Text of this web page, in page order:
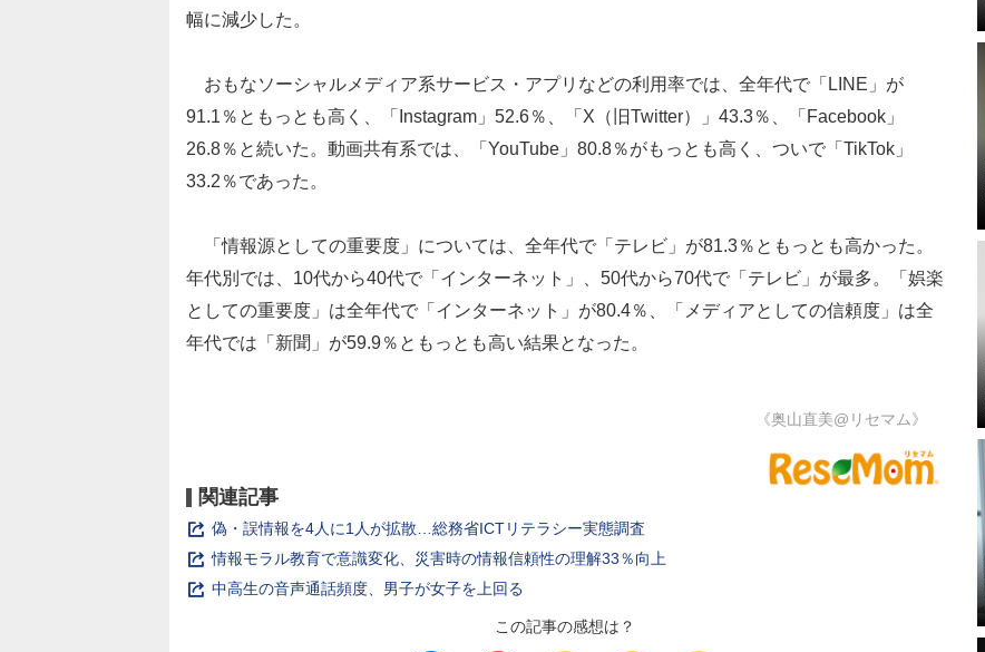
幅に減少した。
おもなソーシャルメディア系サービス・アプリなどの利用率では、全年代で「LINE」が
91.1％ともっとも高く、「Instagram」52.6％、「X（旧Twitter）」43.3％、「Facebook」
26.8％と続いた。動画共有系では、「YouTube」80.8％がもっとも高く、ついで「TikTok」
33.2％であった。
「情報源としての重要度」については、全年代で「テレビ」が81.3％ともっとも高かった。
年代別では、10代から40代で「インターネット」、50代から70代で「テレビ」が最多。「娯楽
としての重要度」は全年代で「インターネット」が80.4％、「メディアとしての信頼度」は全
年代では「新聞」が59.9％ともっとも高い結果となった。
《奥山直美@リセマム》
関連記事
偽・誤情報を4人に1人が拡散…総務省ICTリテラシー実態調査
情報モラル教育で意識変化、災害時の情報信頼性の理解33％向上
中高生の音声通話頻度、男子が女子を上回る
この記事の感想は？